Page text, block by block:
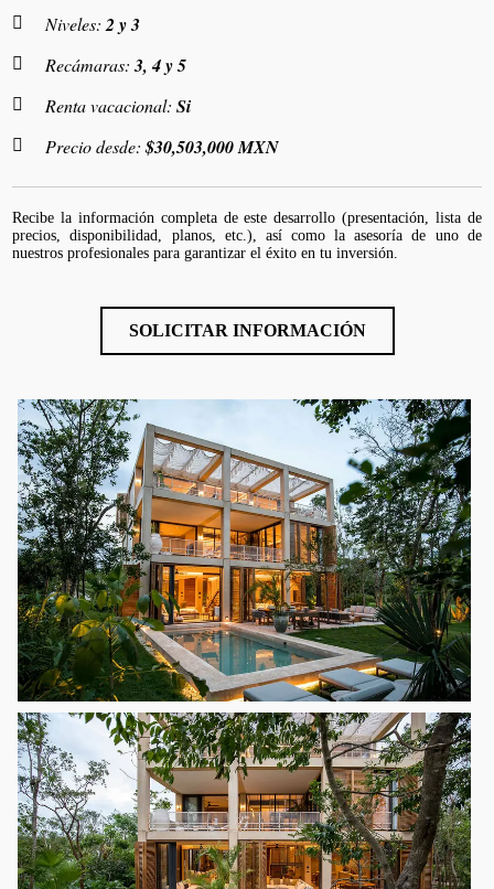
Niveles:2 y 3
Recámaras:3, 4 y 5
Renta vacacional:Si
Precio desde:$30,503,000 MXN
Recibe la información completa de este desarrollo (presentación, lista de
precios, disponibilidad, planos, etc.), así como la asesoría de uno de
nuestros profesionales para garantizar el éxito en tu inversión.
SOLICITAR INFORMACIÓN